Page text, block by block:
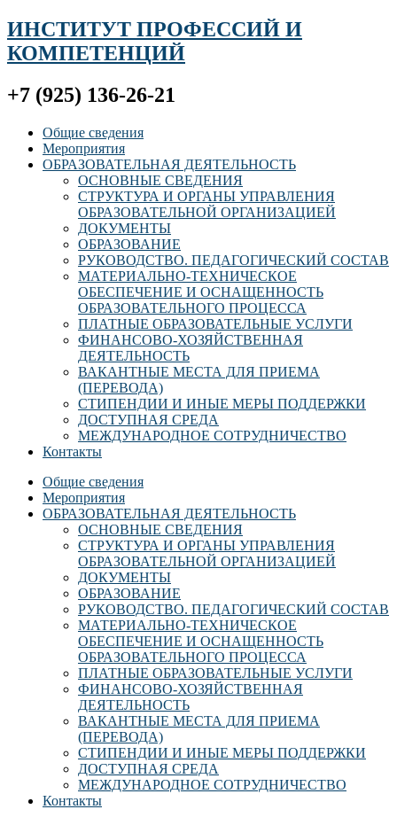
ИНСТИТУТ ПРОФЕССИЙ И
КОМПЕТЕНЦИЙ
+7 (925) 136-26-21
Общие сведения
Мероприятия
ОБРАЗОВАТЕЛЬНАЯ ДЕЯТЕЛЬНОСТЬ
ОСНОВНЫЕ СВЕДЕНИЯ
СТРУКТУРА И ОРГАНЫ УПРАВЛЕНИЯ
ОБРАЗОВАТЕЛЬНОЙ ОРГАНИЗАЦИЕЙ
ДОКУМЕНТЫ
ОБРАЗОВАНИЕ
РУКОВОДСТВО. ПЕДАГОГИЧЕСКИЙ СОСТАВ
МАТЕРИАЛЬНО-ТЕХНИЧЕСКОЕ
ОБЕСПЕЧЕНИЕ И ОСНАЩЕННОСТЬ
ОБРАЗОВАТЕЛЬНОГО ПРОЦЕССА
ПЛАТНЫЕ ОБРАЗОВАТЕЛЬНЫЕ УСЛУГИ
ФИНАНСОВО-ХОЗЯЙСТВЕННАЯ
ДЕЯТЕЛЬНОСТЬ
ВАКАНТНЫЕ МЕСТА ДЛЯ ПРИЕМА
(ПЕРЕВОДА)
СТИПЕНДИИ И ИНЫЕ МЕРЫ ПОДДЕРЖКИ
ДОСТУПНАЯ СРЕДА
МЕЖДУНАРОДНОЕ СОТРУДНИЧЕСТВО
Контакты
Общие сведения
Мероприятия
ОБРАЗОВАТЕЛЬНАЯ ДЕЯТЕЛЬНОСТЬ
ОСНОВНЫЕ СВЕДЕНИЯ
СТРУКТУРА И ОРГАНЫ УПРАВЛЕНИЯ
ОБРАЗОВАТЕЛЬНОЙ ОРГАНИЗАЦИЕЙ
ДОКУМЕНТЫ
ОБРАЗОВАНИЕ
РУКОВОДСТВО. ПЕДАГОГИЧЕСКИЙ СОСТАВ
МАТЕРИАЛЬНО-ТЕХНИЧЕСКОЕ
ОБЕСПЕЧЕНИЕ И ОСНАЩЕННОСТЬ
ОБРАЗОВАТЕЛЬНОГО ПРОЦЕССА
ПЛАТНЫЕ ОБРАЗОВАТЕЛЬНЫЕ УСЛУГИ
ФИНАНСОВО-ХОЗЯЙСТВЕННАЯ
ДЕЯТЕЛЬНОСТЬ
ВАКАНТНЫЕ МЕСТА ДЛЯ ПРИЕМА
(ПЕРЕВОДА)
СТИПЕНДИИ И ИНЫЕ МЕРЫ ПОДДЕРЖКИ
ДОСТУПНАЯ СРЕДА
МЕЖДУНАРОДНОЕ СОТРУДНИЧЕСТВО
Контакты